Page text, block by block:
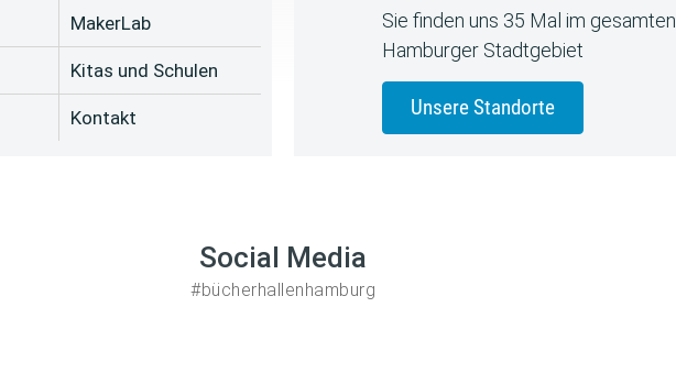
MakerLab
Kitas und Schulen
Kontakt
Sie finden uns 35 Mal im gesamten
Hamburger Stadtgebiet
Unsere Standorte
Social Media
#bücherhallenhamburg